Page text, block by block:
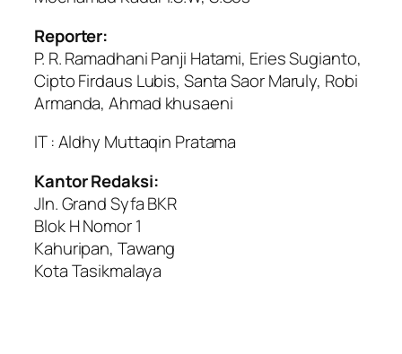
Reporter:
P. R. Ramadhani Panji Hatami, Eries Sugianto,
Cipto Firdaus Lubis, Santa Saor Maruly, Robi
Armanda, Ahmad khusaeni
IT : Aldhy Muttaqin Pratama
Kantor Redaksi:
Jln. Grand Syfa BKR
Blok H Nomor 1
Kahuripan, Tawang
Kota Tasikmalaya